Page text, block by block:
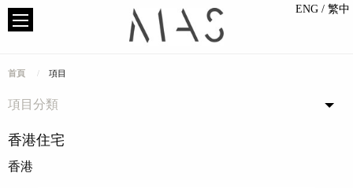
ENG / 繁中
首頁 項目
項目分類
香港住宅
香港